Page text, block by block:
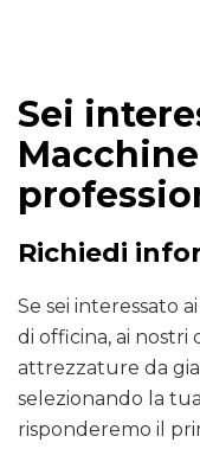
Sei
Richiedi
Se sei interessato
di officina, ai nostri
attrezzature da
selezionando la
risponderemo il